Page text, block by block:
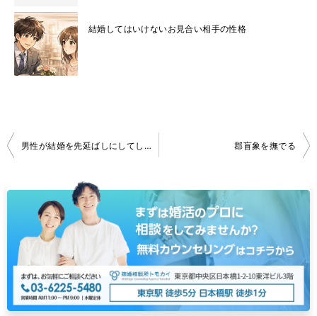
結婚してはいけないお見合い相手の性格
投
ナ
ー
ョ
男性が結婚を先延ばしにしてしまう理由 郡盲象を撫でる